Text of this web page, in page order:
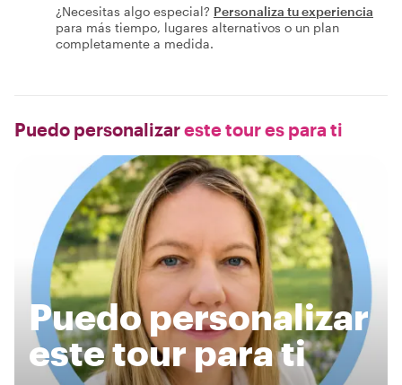
¿Necesitas algo especial? Personaliza tu experiencia
para más tiempo, lugares alternativos o un plan
completamente a medida.
Puedo personalizareste tour es para ti
Puedo personalizar
este tour para ti